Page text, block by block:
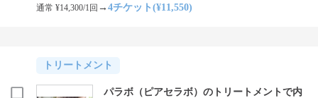
通常 ¥14,300/1回 →4チケット(¥11,550)
トリートメント
パラボ（ピアセラボ）のトリートメントで内